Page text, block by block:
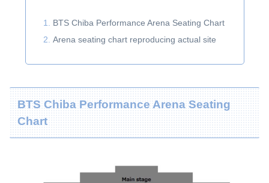
BTS Chiba Performance Arena Seating Chart
Arena seating chart reproducing actual site
BTS Chiba Performance Arena Seating
Chart